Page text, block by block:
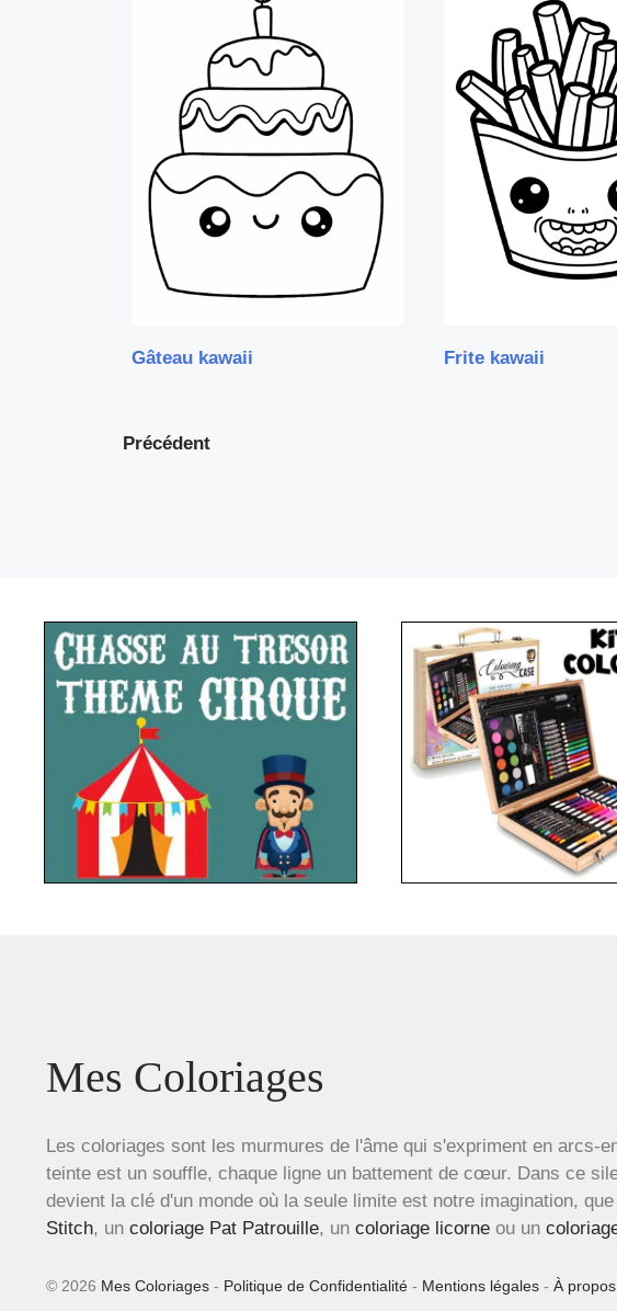
Gâteau kawaii Frite kawaii
Précédent
Mes Coloriages
Les coloriages sont les murmures de l'âme qui s'expriment en arcs-
teinte est un souffle, chaque ligne un battement de cœur. Dans ce
devient la clé d'un monde où la seule limite est notre imagination,
Stitch, un coloriage Pat Patrouille, un coloriage licorne ou un
© 2026 Mes Coloriages - Politique de Confidentialité - Mentions légales - À propos